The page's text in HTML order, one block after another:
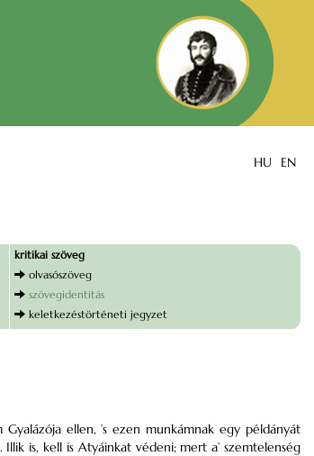
HU EN
kritikai szöveg
olvasószöveg
szövegidentitás
keletkezéstörténeti jegyzet
ellen, ’s ezen munkámnak egy példányát
is, kell is Atyáinkat védeni; mert a’ szemtelenség